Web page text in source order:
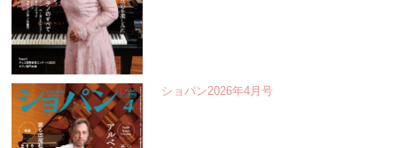
ショパン2026年4月号